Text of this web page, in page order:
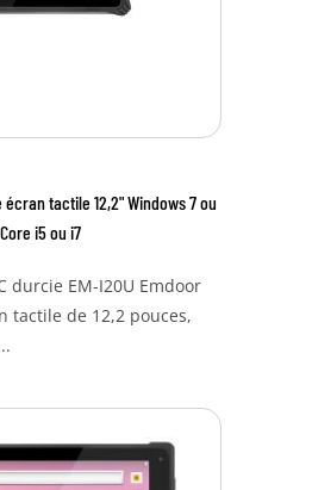
tactile 12,2" Windows 7 ou
i5 ou i7
durcie EM-I20U Emdoor
tactile de 12,2 pouces,